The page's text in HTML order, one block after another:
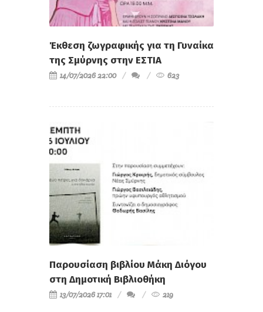
Έκθεση ζωγραφικής για τη Γυναίκα
της Σμύρνης στην ΕΣΤΙΑ
14/07/2026 22:00 623
Παρουσίαση βιβλίου Μάκη Διόγου
στη Δημοτική Βιβλιοθήκη
13/07/2026 17:01 219